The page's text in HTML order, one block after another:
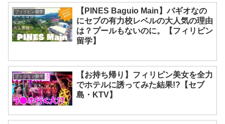
フィリピン留学
【PINES Baguio Main】バギオなの
にセブの有力校レベルの大人気の理由
は？プールもないのに。【フィリピン
留学】
フィリピン留学
【お持ち帰り】フィリピン美女を全力
でホテルに誘ってみた結果!?【セブ
島・KTV】